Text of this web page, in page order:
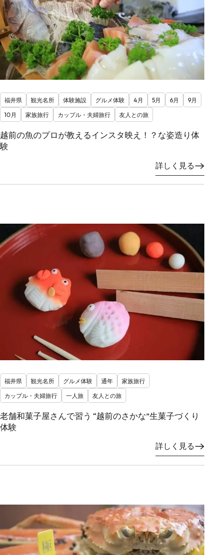
福井県 観光名所 体験施設 グルメ体験 4月 5月 6月
9月
10月
家族旅行 カップル・夫婦旅行 友人との旅
越前の魚のプロが教えるインスタ映え！？な姿造り体
験
詳しく見る
福井県 観光名所 グルメ体験 通年
家族旅行
カップル・夫婦旅行
一人旅 友人との旅
老舗和菓子屋さんで習う “越前のさかな”生菓子づくり
体験
詳しく見る